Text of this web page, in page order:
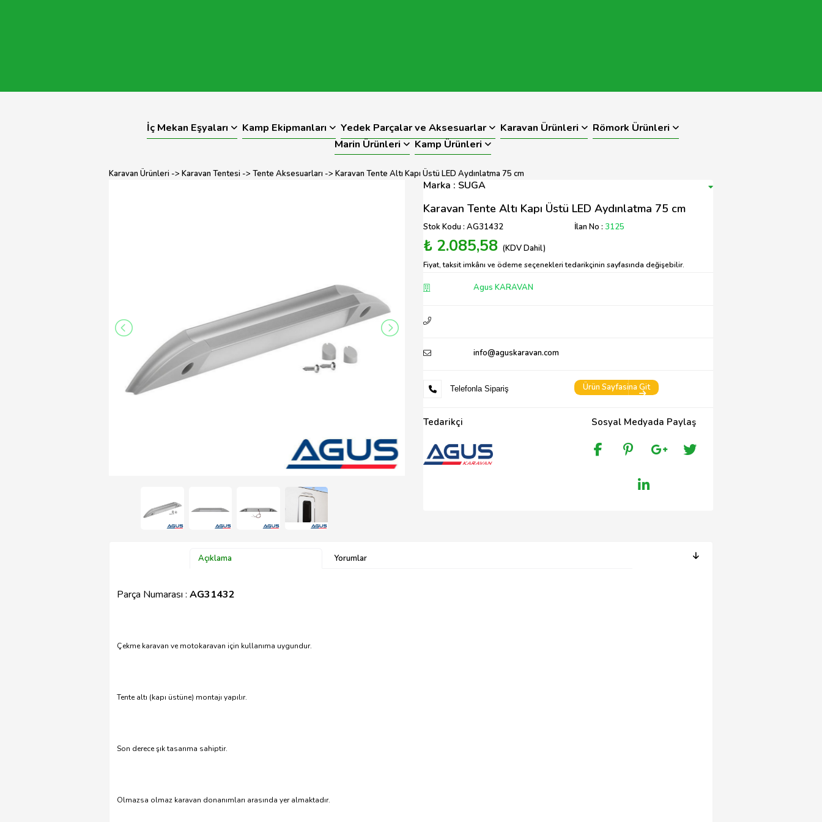
İç Mekan Eşyaları Kamp Ekipmanları Yedek Parçalar ve Aksesuarlar Karavan Ürünleri
Römork Ürünleri
Marin Ürünleri
Kamp Ürünleri
Karavan Ürünleri -> Karavan Tentesi -> Tente Aksesuarları -> Karavan Tente Altı Kapı Üstü LED Aydınlatma 75 cm
Marka : SUGA
Karavan Tente Altı Kapı Üstü LED Aydınlatma 75 cm
Stok Kodu : AG31432 İlan No : 3125
₺ 2.085,58 (KDV Dahil)
Fiyat, taksit imkânı ve ödeme seçenekleri tedarikçinin sayfasında değişebilir.
Agus KARAVAN
info@aguskaravan.com
Telefonla Sipariş Ürün Sayfasina Git
Tedarikçi Sosyal Medyada Paylaş
Açıklama Yorumlar
Parça Numarası : AG31432
Çekme karavan ve motokaravan için kullanıma uygundur.
Tente altı (kapı üstüne) montajı yapılır.
Son derece şık tasarıma sahiptir.
Olmazsa olmaz karavan donanımları arasında yer almaktadır.